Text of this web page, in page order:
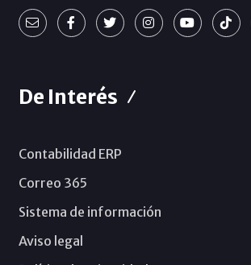
De Interés
Contabilidad ERP
Correo 365
Sistema de información
Aviso legal